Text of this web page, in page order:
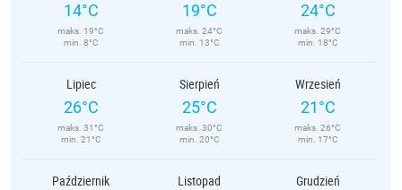
14°C
maks. 19°C
min. 8°C
19°C
maks. 24°C
min. 13°C
24°C
maks. 29°C
min. 18°C
Lipiec
26°C
maks. 31°C
min. 21°C
Sierpień
25°C
maks. 30°C
min. 20°C
Wrzesień
21°C
maks. 26°C
min. 17°C
Październik Listopad Grudzień